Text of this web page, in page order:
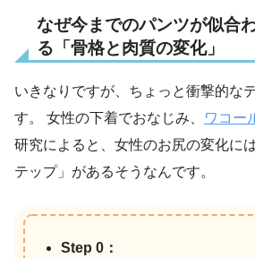
なぜ今までのパンツが似合
る「骨格と肉質の変化」
いきなりですが、ちょっと衝撃的な
す。 女性の下着でおなじみ、
ワコー
研究によると、女性のお尻の変化に
テップ」があるそうなんです。
Step 0：